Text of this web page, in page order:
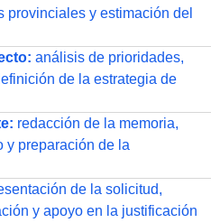
y estimación del
análisis de prioridades,
de la estrategia de
redacción de la memoria,
y preparación de la
de la solicitud,
y apoyo en la justificación